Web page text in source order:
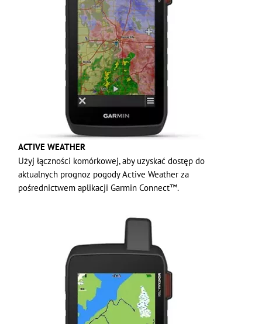
ACTIVE WEATHER
Użyj łączności komórkowej, aby uzyskać dostęp do
aktualnych prognoz pogody Active Weather za
pośrednictwem aplikacji Garmin Connect™.